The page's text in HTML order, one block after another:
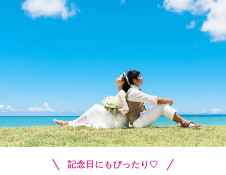
記念日にもぴったり♡